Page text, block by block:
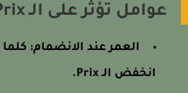
عوامل تؤثر على الـ Prix والـ Coût:
العمر عند الانضمام: كلما
انخفض الـ Prix.